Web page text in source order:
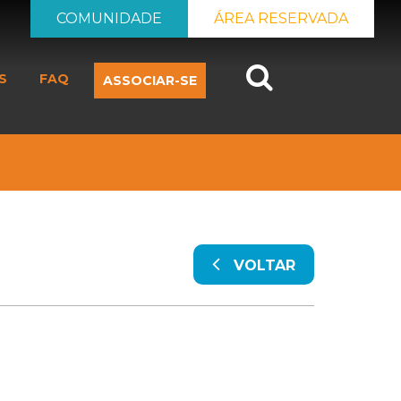
ÁREA RESERVADA
COMUNIDADE
FAQ ASSOCIAR-SE
VOLTAR